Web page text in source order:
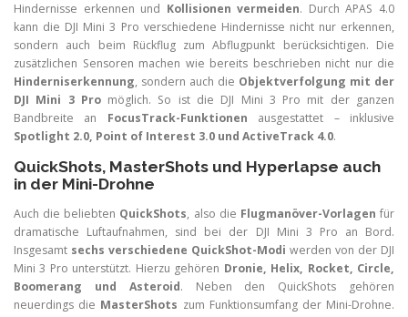
Hindernisse erkennen und Kollisionen vermeiden. Durch APAS 4.0
kann die DJI Mini 3 Pro verschiedene Hindernisse nicht nur erkennen,
sondern auch beim Rückflug zum Abflugpunkt berücksichtigen. Die
zusätzlichen Sensoren machen wie bereits beschrieben nicht nur die
Hinderniserkennung, sondern auch die Objektverfolgung mit der
DJI Mini 3 Promöglich. So ist die DJI Mini 3 Pro mit der ganzen
Bandbreite an FocusTrack-Funktionen ausgestattet – inklusive
Spotlight 2.0, Point of Interest 3.0 und ActiveTrack 4.0.
QuickShots, MasterShots und Hyperlapse auch
in der Mini-Drohne
Auch die beliebten QuickShots, also die Flugmanöver-Vorlagen für
dramatische Luftaufnahmen, sind bei der DJI Mini 3 Pro an Bord.
Insgesamt sechs verschiedene QuickShot-Modi werden von der DJI
Mini 3 Pro unterstützt. Hierzu gehören Dronie, Helix, Rocket, Circle,
Boomerang und Asteroid. Neben den QuickShots gehören
neuerdings die MasterShots zum Funktionsumfang der Mini-Drohne.